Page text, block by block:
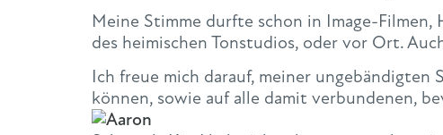
Meine Stimme durfte schon in Image-
des heimischen Tonstudios, oder vor Ort.
Ich freue mich darauf, meiner
können, sowie auf alle damit verbundenen,